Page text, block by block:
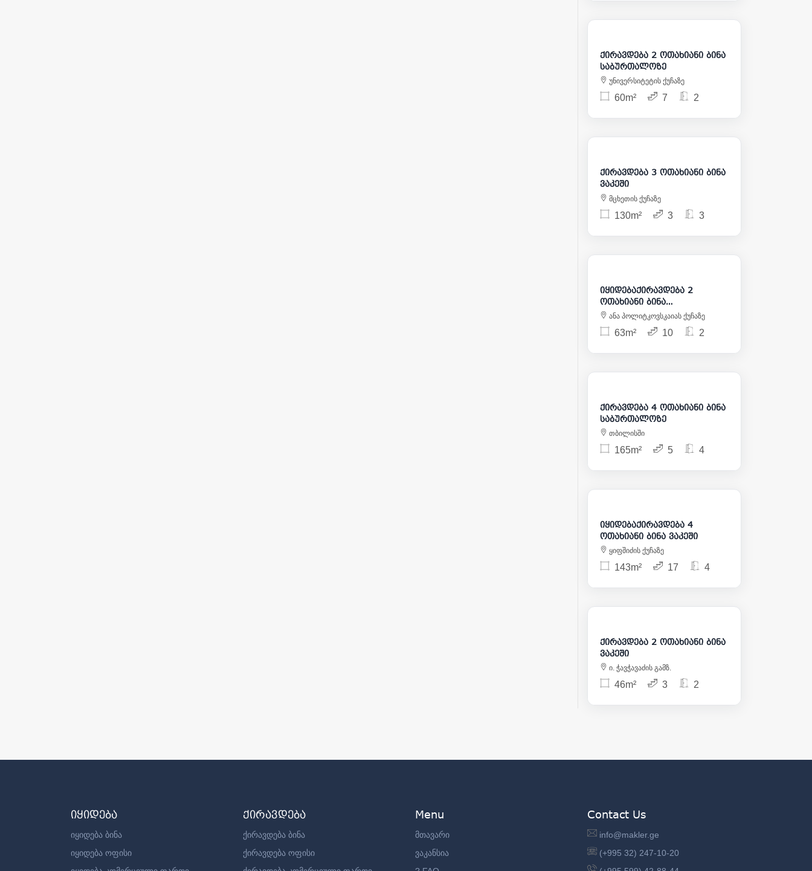
1 200
ქირავდება 2 ოთახიანი ბინა
საბურთალოზე
უნივერსიტეტის ქუჩაზე
60m² 7 2
2 400
ქირავდება 3 ოთახიანი ბინა
ვაკეში
მცხეთის ქუჩაზე
130m² 3 3
168 000
იყიდებაქირავდება 2
ოთახიანი ბინა
საბურთალოზე
ანა პოლიტკოვსკაიას ქუჩაზე
63m² 10 2
2 800
ქირავდება 4 ოთახიანი ბინა
საბურთალოზე
თბილისში
165m² 5 4
525 000
იყიდებაქირავდება 4
ოთახიანი ბინა ვაკეში
ყიფშიძის ქუჩაზე
143m² 17 4
1 100
ქირავდება 2 ოთახიანი ბინა
ვაკეში
ი. ჭავჭავაძის გამზ.
46m² 3 2
იყიდება
იყიდება ბინა
იყიდება ოფისი
ქირავდება
ქირავდება ბინა
ქირავდება ოფისი
Menu
მთავარი
ვაკანსია
Contact Us
info@makler.ge
(+995 32) 247-10-20